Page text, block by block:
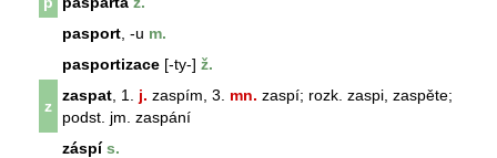
pasport , -u m.
pasportizace [-ty-] ž.
z
zaspat , 1. j. zaspím, 3. mn. zaspí; rozk. zaspi, zaspěte;
podst. jm. zaspání
záspís.